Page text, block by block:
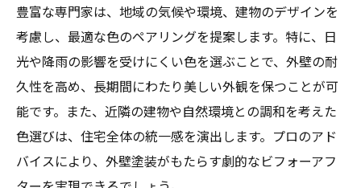
豊富な専門家は、地域の気候や環境、建物のデザインを
考慮し、最適な色のペアリングを提案します。特に、日
光や降雨の影響を受けにくい色を選ぶことで、外壁の耐
久性を高め、長期間にわたり美しい外観を保つことが可
能です。また、近隣の建物や自然環境との調和を考えた
色選びは、住宅全体の統一感を演出します。プロのアド
バイスにより、外壁塗装がもたらす劇的なビフォーアフ